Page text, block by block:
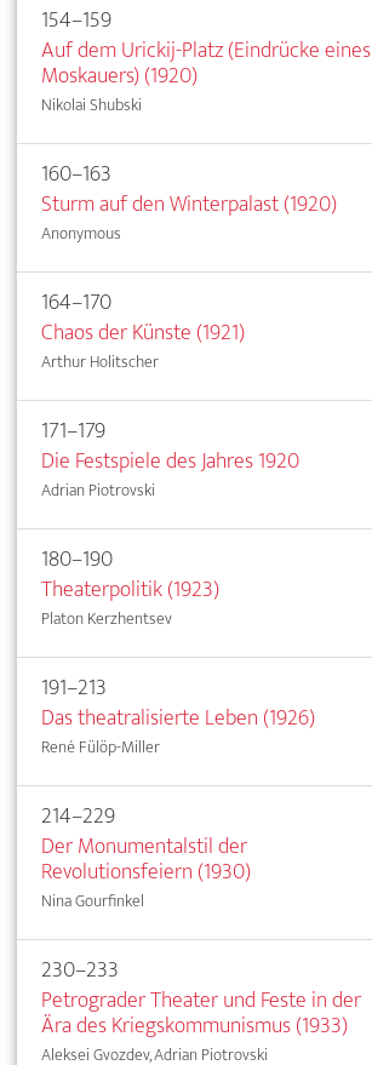
154–159
Auf dem Urickij-Platz (Eindrücke eines
Moskauers) (1920)
Nikolai Shubski
160–163
Sturm auf den Winterpalast (1920)
Anonymous
164–170
Chaos der Künste (1921)
Arthur Holitscher
171–179
Die Festspiele des Jahres 1920
Adrian Piotrovski
180–190
Theaterpolitik (1923)
Platon Kerzhentsev
191–213
Das theatralisierte Leben (1926)
René Fülöp-Miller
214–229
Der Monumentalstil der
Revolutionsfeiern (1930)
Nina Gourfinkel
230–233
Petrograder Theater und Feste in der
Ära des Kriegskommunismus (1933)
Aleksei Gvozdev, Adrian Piotrovski